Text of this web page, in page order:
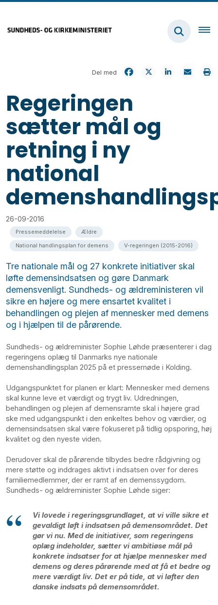
Del med
Regeringen
sætter mål og
retning i ny
national
26-09-2016
Pressemeddelelse
Ældre
National handlingsplan for demens
V-regeringen (2015-2016)
Tre nationale mål og 27 konkrete initiativer skal
løfte demensindsatsen og gøre Danmark
demensvenligt. Sundheds- og ældreministeren vil
sikre en højere og mere ensartet kvalitet i
behandlingen og plejen af mennesker med demens
og i hjælpen til de pårørende.
Sundheds- og ældreminister Sophie Løhde præsenterer i dag
regeringens oplæg til Danmarks nye nationale
demenshandlingsplan 2025 på et pressemøde i Kolding.
Udgangspunktet for planen er klart: Mennesker med demens
skal kunne leve et værdigt og trygt liv. Udredningen,
behandlingen og plejen af demensramte skal i højere grad
ske med udgangspunkt i den enkeltes behov og værdier, og
demensindsatsen skal være fokuseret på tidlig opsporing, høj
kvalitet og den nyeste viden.
Derudover skal de pårørende tilbydes bedre rådgivning og
mere støtte og inddrages aktivt i indsatsen over for deres
familiemedlemmer, der er ramt af en demenssygdom.
Sundheds- og ældreminister Sophie Løhde siger:
Vi lovede i regeringsgrundlaget, at vi ville sikre et
gevaldigt løft i indsatsen på demensområdet. Det
gør vi nu. Med de initiativer, som regeringens
oplæg indeholder, sætter vi ambitiøse mål på
konkrete indsatser for at hjælpe mennesker med
demens og deres pårørende med at få et bedre og
mere værdigt liv. Det er på tide, at vi løfter den
danske indsats på demensområdet.